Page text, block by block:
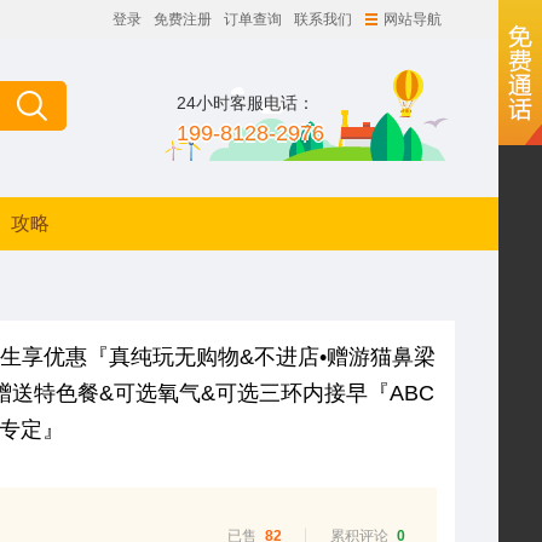
登录 免费注册 订单查询 联系我们 网站导航
24小时客服电话：
199-8128-2976
攻略
享优惠『真纯玩无购物&不进店•赠游猫鼻梁
送特色餐&可选氧气&可选三环内接早『ABC
定』
已售 82 累积评论 0